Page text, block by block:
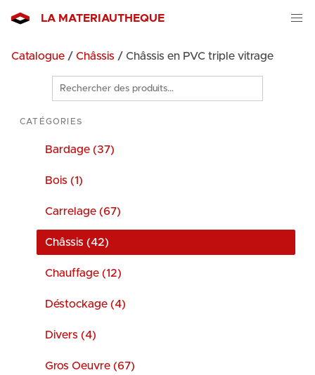
LA MATERIAUTHEQUE
Catalogue / Châssis / Châssis en PVC triple vitrage
Rechercher
des
produits
CATÉGORIES
Bardage (37)
Bois (1)
Carrelage (67)
Châssis (42)
Chauffage (12)
Déstockage (4)
Divers (4)
Gros Oeuvre (67)